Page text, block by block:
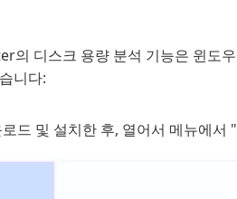
디스크 용량 분석 기능은 윈도
니다:
드 및 설치한 후, 열어서 메뉴에